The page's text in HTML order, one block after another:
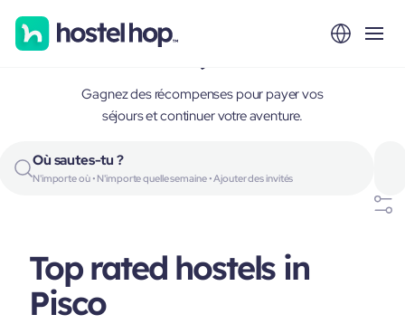
Pisco, Peru
Gagnez des récompenses pour payer vos
séjours et continuer votre aventure.
Où sautes-tu ?
N'importe où • N'importe quelle semaine • Ajouter des invités
Top rated hostels in
Pisco